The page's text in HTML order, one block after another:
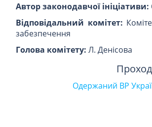
Автор законодавчої ініціативи:
Відповідальний комітет:
забезпечення
Голова комітету: Л. Денісова
Одержаний ВР